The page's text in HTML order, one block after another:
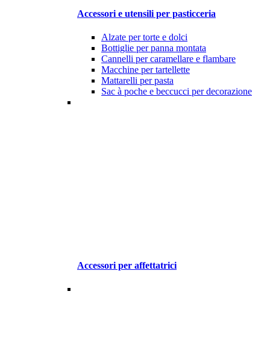
Accessori e utensili per pasticceria
Alzate per torte e dolci
Bottiglie per panna montata
Cannelli per caramellare e flambare
Macchine per tartellette
Mattarelli per pasta
Sac à poche e beccucci per decorazione
Accessori per affettatrici